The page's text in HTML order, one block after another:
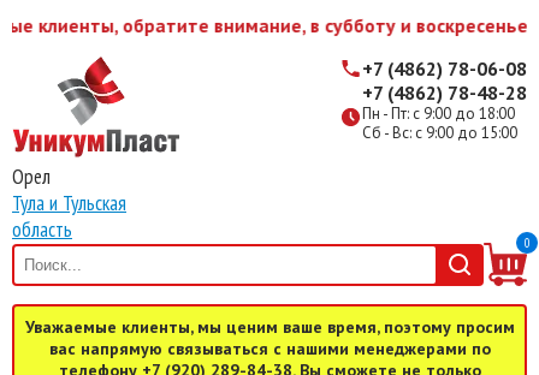
обратите внимание, в субботу и воскресенье
Орел
Тула и Тульская
область
Пн - Пт: с 9:00 до 18:00
Сб - Вс: с 9:00 до 15:00
+7 (4862) 78-06-08
+7 (4862) 78-48-28
0
Уважаемые клиенты, мы ценим ваше время, поэтому просим
вас напрямую связываться с нашими менеджерами по
телефону +7 (920) 289-84-38. Вы сможете не только